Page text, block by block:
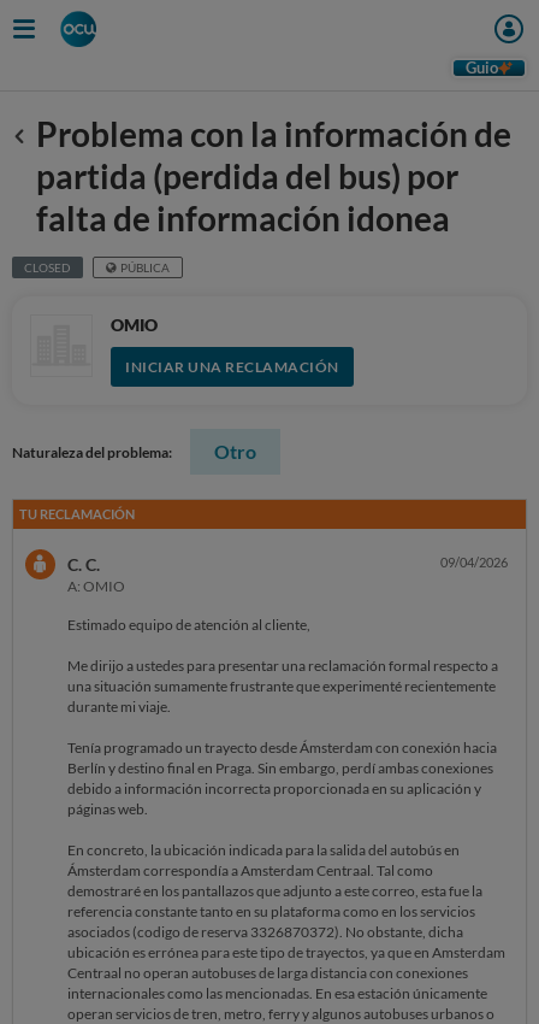
Guio
Anterior
Problema con la información de
partida (perdida del bus) por
falta de información idonea
CLOSED PÚBLICA
OMIO
INICIAR UNA RECLAMACIÓN
Naturaleza del problema: Otro
TU RECLAMACIÓN
C. C.
A: OMIO
09/04/2026
Estimado equipo de atención al cliente,
Me dirijo a ustedes para presentar una reclamación formal respecto a
una situación sumamente frustrante que experimenté recientemente
durante mi viaje.
Tenía programado un trayecto desde Ámsterdam con conexión hacia
Berlín y destino final en Praga. Sin embargo, perdí ambas conexiones
debido a información incorrecta proporcionada en su aplicación y
páginas web.
En concreto, la ubicación indicada para la salida del autobús en
Ámsterdam correspondía a Amsterdam Centraal. Tal como
demostraré en los pantallazos que adjunto a este correo, esta fue la
referencia constante tanto en su plataforma como en los servicios
asociados (codigo de reserva 3326870372). No obstante, dicha
ubicación es errónea para este tipo de trayectos, ya que en Amsterdam
Centraal no operan autobuses de larga distancia con conexiones
internacionales como las mencionadas. En esa estación únicamente
operan servicios de tren, metro, ferry y algunos autobuses urbanos o